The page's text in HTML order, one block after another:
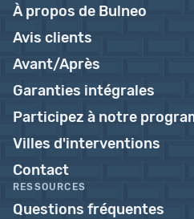
À propos de Bulneo
Avis clients
Avant/Après
Garanties intégrales
Participez à notre
Villes d'interventions
Contact
RESSOURCES
Questions fréquentes